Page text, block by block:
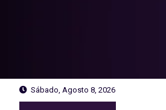
Sábado, Agosto 8, 2026